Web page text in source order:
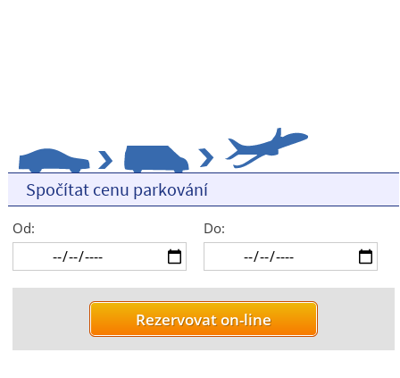
Spočítat cenu parkování
Od: Do: